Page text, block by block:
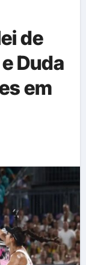
de
Duda
em